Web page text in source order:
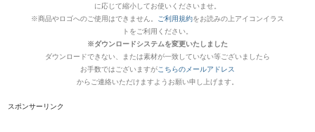
に応じて縮小してお使いくださいませ。
※商品やロゴへのご使用はできません。
ご利用規約をお読みの上アイコンイラス
トをご利用ください。
※ダウンロードシステムを変更いたしました
ダウンロードできない、または素材が一致していない等ございましたら
お手数ではございますがこちらのメールアドレス
からご連絡いただけますようお願い申し上げます。
スポンサーリンク